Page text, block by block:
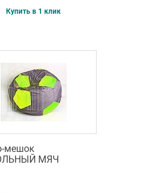
Купить в 1 клик
мешок
МЯЧ